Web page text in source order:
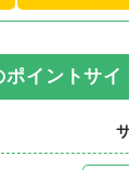
ポイントサイ